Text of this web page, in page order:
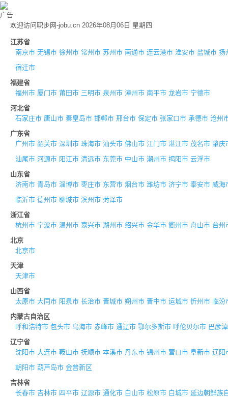
广告
欢迎访问职步网-jobu.cn 2026年08月06日 星期四
江苏省
南京市 无锡市 徐州市 常州市 苏州市 南通市 连云港市 淮安市 盐城市 扬
宿迁市
福建省
福州市 厦门市 莆田市 三明市 泉州市 漳州市 南平市 龙岩市 宁德市
河北省
石家庄市 唐山市 秦皇岛市 邯郸市 邢台市 保定市 张家口市 承德市 沧州
广东省
广州市 韶关市 深圳市 珠海市 汕头市 佛山市 江门市 湛江市 茂名市 肇庆
汕尾市 河源市 阳江市 清远市 东莞市 中山市 潮州市 揭阳市 云浮市
山东省
济南市 青岛市 淄博市 枣庄市 东营市 烟台市 潍坊市 济宁市 泰安市 威海
临沂市 德州市 聊城市 滨州市 菏泽市
浙江省
杭州市 宁波市 温州市 嘉兴市 湖州市 绍兴市 金华市 衢州市 舟山市 台州
北京
北京市
天津
天津市
山西省
太原市 大同市 阳泉市 长治市 晋城市 朔州市 晋中市 运城市 忻州市 临汾
内蒙古自治区
呼和浩特市 包头市 乌海市 赤峰市 通辽市 鄂尔多斯市 呼伦贝尔市 巴彦
辽宁省
沈阳市 大连市 鞍山市 抚顺市 本溪市 丹东市 锦州市 营口市 阜新市 辽阳
朝阳市 葫芦岛市 金普新区
吉林省
长春市 吉林市 四平市 辽源市 通化市 白山市 松原市 白城市 延边朝鲜族